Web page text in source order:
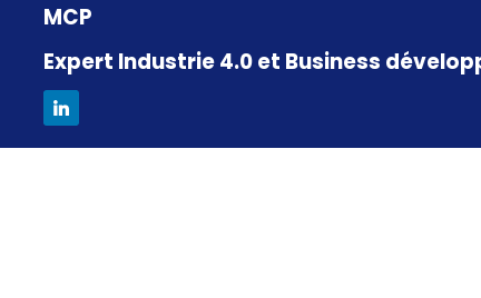
MCP
Expert Industrie 4.0 et Business